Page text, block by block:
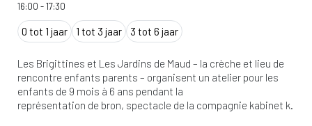
16:00 -17:30
0 tot 1 jaar 1 tot 3 jaar 3 tot 6 jaar
Les Brigittines et Les Jardins de Maud – la crèche et lieu de
rencontre enfants parents – organisent un atelier pour les
enfants de 9 mois à 6 ans pendant la
représentation de bron, spectacle de la compagnie kabinet k.